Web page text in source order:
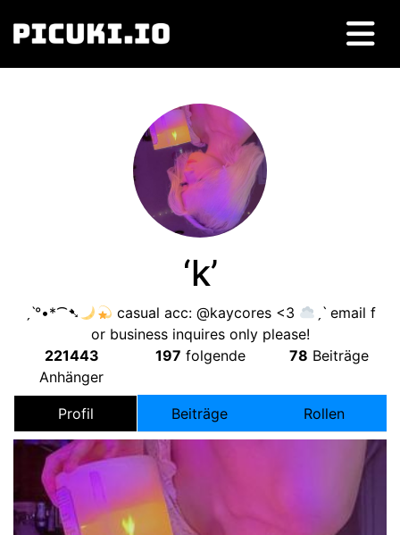
‘k’
ˏˋ°•*⁀➷ casual acc: @kaycores<3
ˏˋ email f
or business inquires only please!
221443
Anhänger
197 folgende 78 Beiträge
Profil Beiträge Rollen